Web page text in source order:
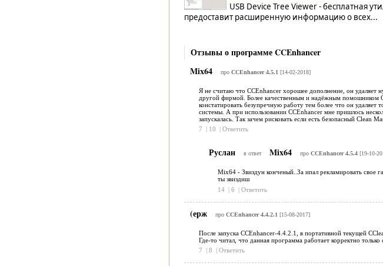
USB Device Tree Viewer - бесплатная
предоставит расширенную информацию о всех...
Отзывы о программе CCEnhancer
Mix64
про CCEnhancer 4.5.1 [14-02-2018]
Я не считаю что CCEnhancer хорошее дополнение, он
другой фирмой. Более качественным и надёжным помошником
констатировать безупречную работу тем более что он
системы. А при использовании CCEnhancer мне пришлось
запускалась. Так зачем рисковать если есть безопасный Clean
7
10 Ответить
Руслан в ответ Mix64 про CCEnhancer 4.5.4[19-10-
Mix64 - Звиздун конченый..За ипал рекламировать свое
ты звиздиш
14 | 6 | Ответить
(ерж про CCEnhancer 4.4.2.1 [15-08-2017]
После запуска CCEnhancer-4.4.2.1, в портативной текущей
Где-то читал, что данная программа работает корректно
7
8 Ответить